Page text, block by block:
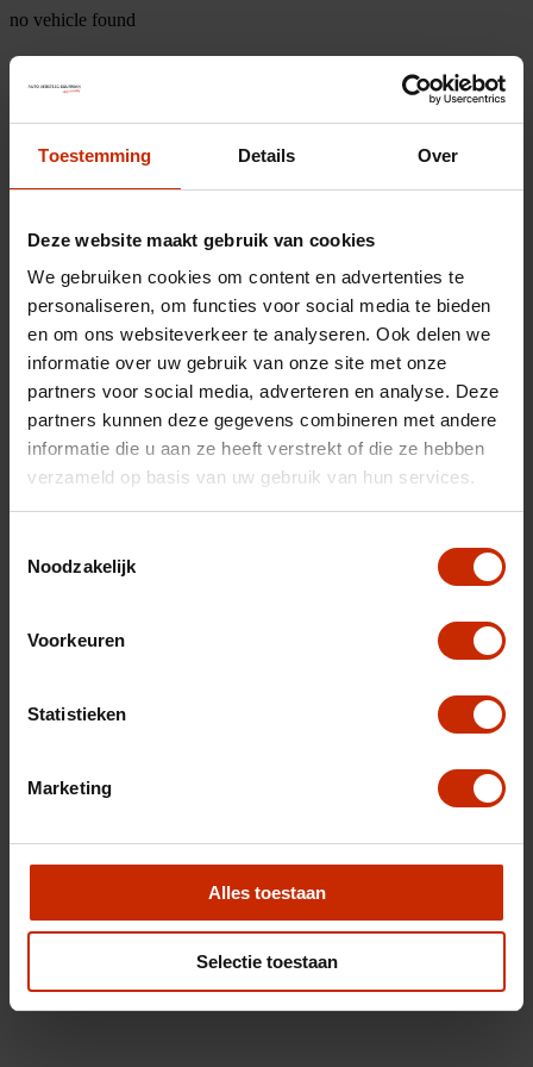
Toestemming Details Over
Deze website maakt gebruik van cookies
We gebruiken cookies om content en advertenties te
personaliseren, om functies voor social media te bieden
en om ons websiteverkeer te analyseren. Ook delen we
informatie over uw gebruik van onze site met onze
partners voor social media, adverteren en analyse. Deze
partners kunnen deze gegevens combineren met andere
informatie die u aan ze heeft verstrekt of die ze hebben
verzameld op basis van uw gebruik van hun services.
Noodzakelijk
Voorkeuren
Statistieken
Marketing
Alles toestaan
Selectie toestaan
no vehicle found